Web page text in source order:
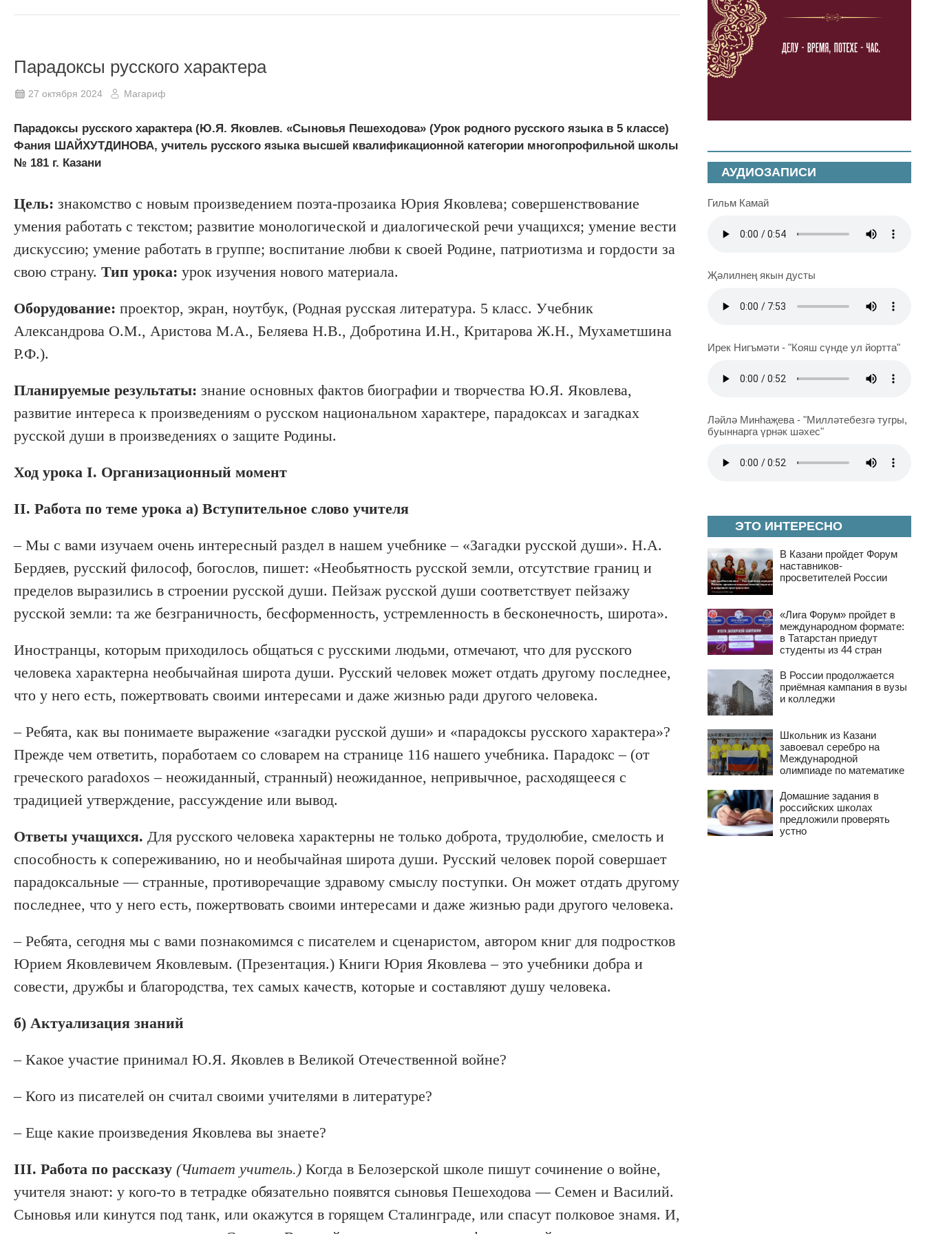
Парадоксы русского характера
27 октября 2024 Магариф
Парадоксы русского характера (Ю.Я. Яковлев. «Сыновья Пешеходова» (Урок родного русского языка в 5 классе)
Фания ШАЙХУТДИНОВА, учитель русского языка высшей квалификационной категории многопрофильной школы
№ 181 г. Казани
Цель: знакомство с новым произведением поэта-прозаика Юрия Яковлева; совершенствование
умения работать с текстом; развитие монологической и диалогической речи учащихся; умение вести
дискуссию; умение работать в группе; воспитание любви к своей Родине, патриотизма и гордости за
свою страну. Тип урока: урок изучения нового материала.
Оборудование: проектор, экран, ноутбук, (Родная русская литература. 5 класс. Учебник
Александрова О.М., Аристова М.А., Беляева Н.В., Добротина И.Н., Критарова Ж.Н., Мухаметшина
Р.Ф.).
Планируемые результаты: знание основных фактов биографии и творчества Ю.Я. Яковлева,
развитие интереса к произведениям о русском национальном характере, парадоксах и загадках
русской души в произведениях о защите Родины.
Ход урока I. Организационный момент
II. Работа по теме урока а) Вступительное слово учителя
– Мы с вами изучаем очень интересный раздел в нашем учебнике – «Загадки русской души». Н.А.
Бердяев, русский философ, богослов, пишет: «Необьятность русской земли, отсутствие границ и
пределов выразились в строении русской души. Пейзаж русской души соответствует пейзажу
русской земли: та же безграничность, бесформенность, устремленность в бесконечность, широта».
Иностранцы, которым приходилось общаться с русскими людьми, отмечают, что для русского
человека характерна необычайная широта души. Русский человек может отдать другому последнее,
что у него есть, пожертвовать своими интересами и даже жизнью ради другого человека.
– Ребята, как вы понимаете выражение «загадки русской души» и «парадоксы русского характера»?
Прежде чем ответить, поработаем со словарем на странице 116 нашего учебника. Парадокс – (от
греческого paradoxos – неожиданный, странный) неожиданное, непривычное, расходящееся с
традицией утверждение, рассуждение или вывод.
Ответы учащихся. Для русского человека характерны не только доброта, трудолюбие, смелость и
способность к сопереживанию, но и необычайная широта души. Русский человек порой совершает
парадоксальные — странные, противоречащие здравому смыслу поступки. Он может отдать другому
последнее, что у него есть, пожертвовать своими интересами и даже жизнью ради другого человека.
– Ребята, сегодня мы с вами познакомимся с писателем и сценаристом, автором книг для подростков
Юрием Яковлевичем Яковлевым. (Презентация.) Книги Юрия Яковлева – это учебники добра и
совести, дружбы и благородства, тех самых качеств, которые и составляют душу человека.
б) Актуализация знаний
– Какое участие принимал Ю.Я. Яковлев в Великой Отечественной войне?
– Кого из писателей он считал своими учителями в литературе?
– Еще какие произведения Яковлева вы знаете?
III. Работа по рассказу (Читает учитель.) Когда в Белозерской школе пишут сочинение о войне,
учителя знают: у кого-то в тетрадке обязательно появятся сыновья Пешеходова — Семен и Василий.
Сыновья или кинутся под танк, или окажутся в горящем Сталинграде, или спасут полковое знамя. И,
ЭТО ИНТЕРЕСНО
В Казани пройдет Форум
наставников-
просветителей России
«Лига Форум» пройдет в
международном формате:
в Татарстан приедут
студенты из 44 стран
В России продолжается
приёмная кампания в вузы
и колледжи
Школьник из Казани
завоевал серебро на
Международной
олимпиаде по математике
Домашние задания в
российских школах
предложили проверять
устно
АУДИОЗАПИСИ
Гильм Камай
Җәлилнең якын дусты
Ирек Нигъмәти - "Кояш сүнде ул йортта"
Ләйлә Минһаҗева - "Милләтебезгә тугры,
буыннарга үрнәк шәхес"